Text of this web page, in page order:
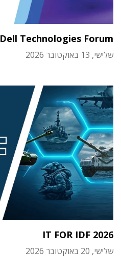
Dell Technologies Forum
שלישי, 13 באוקטובר 2026
IT FOR IDF 2026
שלישי, 20 באוקטובר 2026